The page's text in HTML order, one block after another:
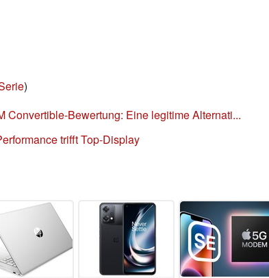
)
Convertible-Bewertung: Eine legitime Alternati...
trifft Top-Display